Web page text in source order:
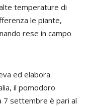
temperature di
le piante,
rese in campo
ed elabora
il pomodoro
7 settembre è pari al